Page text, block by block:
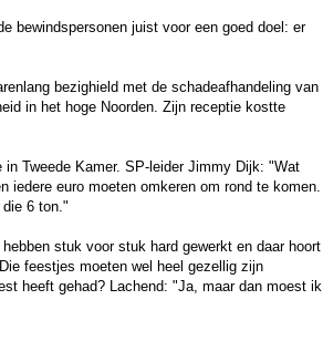
bewindspersonen juist voor een goed doel: er
bezighield met de schadeafhandeling van
in het hoge Noorden. Zijn receptie kostte
Tweede Kamer. SP-leider Jimmy Dijk: "Wat
iedere euro moeten omkeren om rond te komen.
6 ton."
stuk voor stuk hard gewerkt en daar hoort
feestjes moeten wel heel gezellig zijn
heeft gehad? Lachend: "Ja, maar dan moest ik